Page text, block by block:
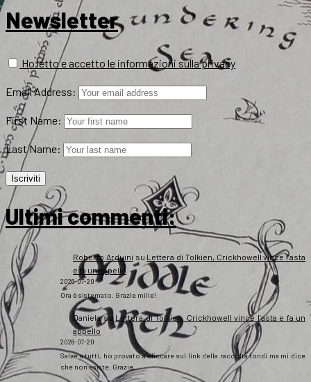
Newsletter
Ho letto e accetto le informazioni sulla privacy
Email Address:
First Name:
Last Name:
Ultimi commenti:
Roberto Arduini su Lettera di Tolkien, Crickhowell vince l’asta
e fa un appello
2026-07-20
Ora è sistemato. Grazie mille!
DanielasuLettera di Tolkien, Crickhowell vince l’asta e fa un
appello
2026-07-20
Salve a tutti, ho provato a cliccare sul link della raccolta fondi ma mi dice
che non esiste. Grazie